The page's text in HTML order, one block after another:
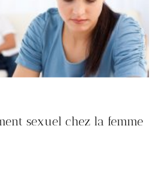
sexuel chez la femme